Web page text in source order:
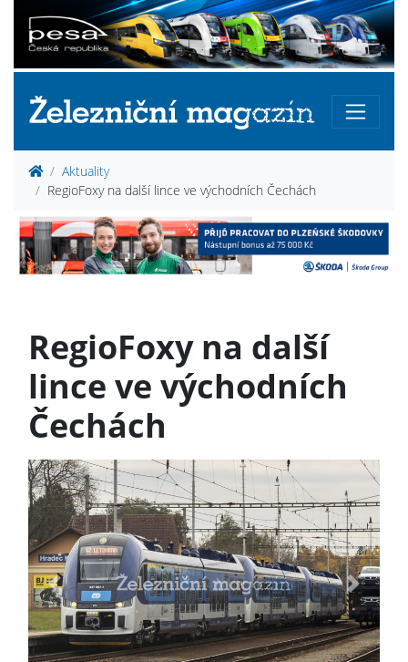
Aktuality
RegioFoxy na další lince ve východních Čechách
RegioFoxy na další
lince ve východních
Čechách
Previous Next